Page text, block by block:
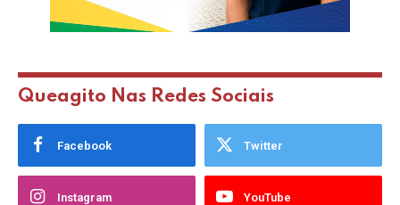
Queagito Nas Redes Sociais
Facebook Twitter
Instagram YouTube